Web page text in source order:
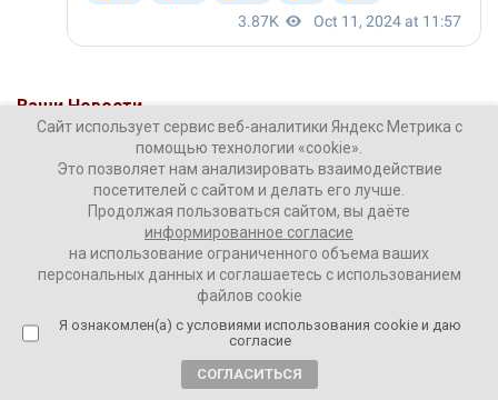
Ваши Новости
11 октября 2024
ПОДЕЛИТЬСЯ
Владимир Путин
Сайт использует сервис веб-аналитики Яндекс Метрика с
помощью технологии «cookie».
Это позволяет нам анализировать взаимодействие
посетителей с сайтом и делать его лучше.
Продолжая пользоваться сайтом, вы даёте
информированное согласие
на использование ограниченного объема ваших
персональных данных и соглашаетесь с использованием
файлов cookie
Я ознакомлен(а) с условиями использования cookie и даю
согласие
СОГЛАСИТЬСЯ